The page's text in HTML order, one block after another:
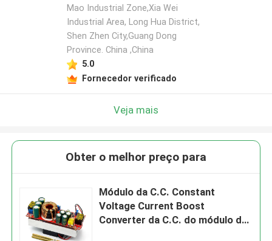
Deixe um recado
Ligaremos para você em breve!
Mao Industrial Zone,Xia Wei
Industrial Area, Long Hua District,
Shen Zhen City,Guang Dong
Province. China ,China
5.0
Fornecedor verificado
Veja mais
Obter o melhor preço para
Módulo da C.C. Constant
Voltage Current Boost
Converter da C.C. do módulo de